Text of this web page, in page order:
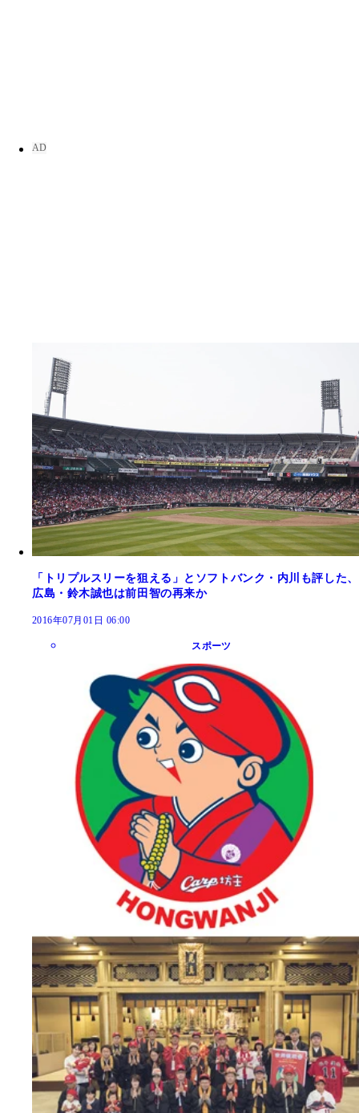
「トリプルスリーを狙える」とソフトバンク・内川も評した、
広島・鈴木誠也は前田智の再来か
2016年07月01日 06:00
スポーツ